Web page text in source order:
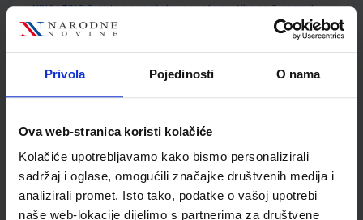
Privola Pojedinosti O nama
Ova web-stranica koristi kolačiće
Kolačiće upotrebljavamo kako bismo personalizirali
sadržaj i oglase, omogućili značajke društvenih medija i
analizirali promet. Isto tako, podatke o vašoj upotrebi
naše web-lokacije dijelimo s partnerima za društvene
NINA I TINO 3; zbirka zadataka iz matematike za 3. razred
osnovne škole
DOM
Udžbenik Omot